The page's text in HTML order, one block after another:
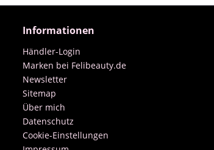
Informationen
Händler-Login
Marken bei Felibeauty.de
Newsletter
Sitemap
Über mich
Datenschutz
Cookie-Einstellungen